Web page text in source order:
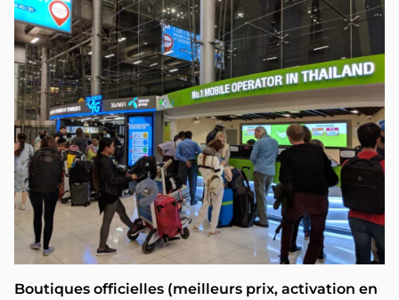
Boutiques officielles (meilleurs prix, activation en